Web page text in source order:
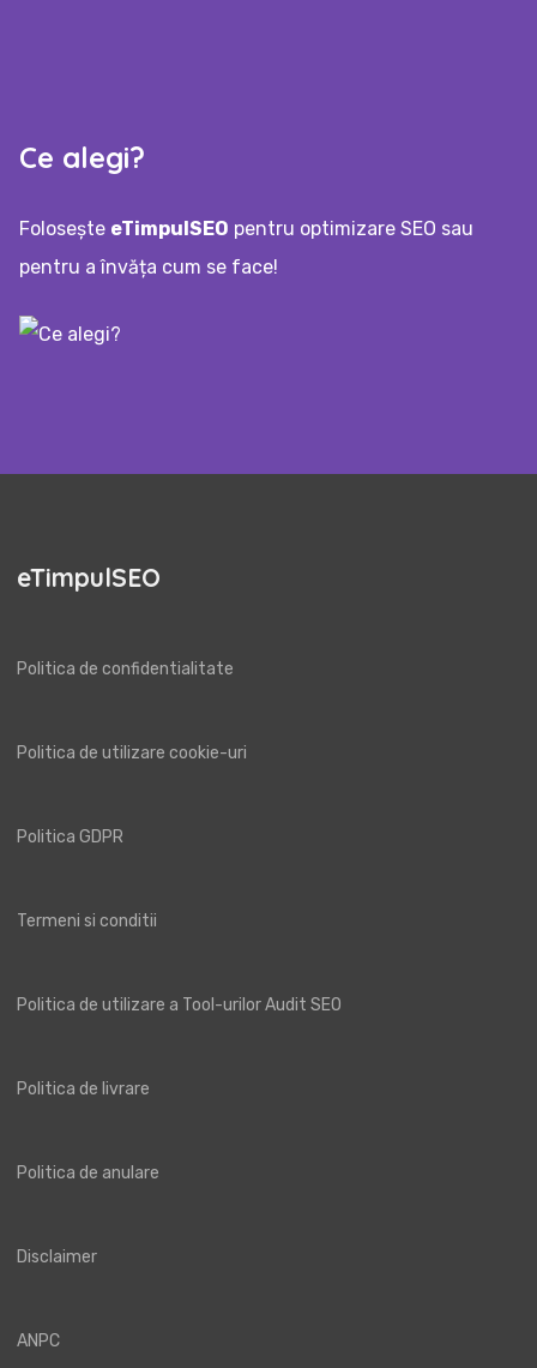
Ce alegi?
Folosește eTimpulSEO pentru optimizare SEO sau
pentru a învăța cum se face!
eTimpulSEO
Politica de confidentialitate
Politica de utilizare cookie-uri
Politica GDPR
Termeni si conditii
Politica de utilizare a Tool-urilor Audit SEO
Politica de livrare
Politica de anulare
Disclaimer
ANPC